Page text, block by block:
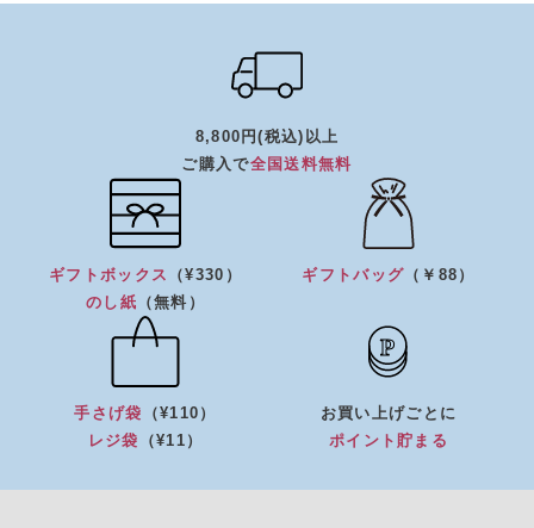
8,800円(税込)以上
ご購入で全国送料無料
ギフトボックス
（¥330）
のし紙 （無料）
ギフトバッグ （￥88）
手さげ袋
（¥110）
レジ袋
（¥11）
お買い上げごとに
ポイント貯まる